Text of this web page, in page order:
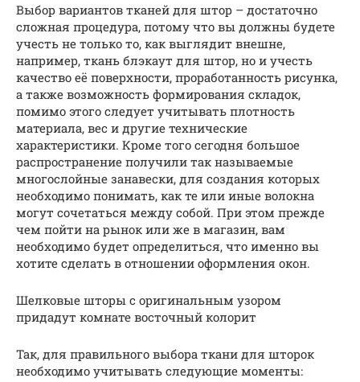
Выбор вариантов тканей для штор – достаточно
сложная процедура, потому что вы должны будете
учесть не только то, как выглядит внешне,
например, ткань блэкаут для штор, но и учесть
качество её поверхности, проработанность рисунка,
а также возможность формирования складок,
помимо этого следует учитывать плотность
материала, вес и другие технические
характеристики. Кроме того сегодня большое
распространение получили так называемые
многослойные занавески, для создания которых
необходимо понимать, как те или иные волокна
могут сочетаться между собой. При этом прежде
чем пойти на рынок или же в магазин, вам
необходимо будет определиться, что именно вы
хотите сделать в отношении оформления окон.
Шелковые шторы с оригинальным узором
придадут комнате восточный колорит
Так, для правильного выбора ткани для шторок
необходимо учитывать следующие моменты: